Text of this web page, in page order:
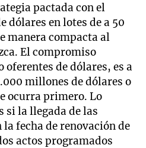
pactada con el
dólares en lotes de a 50
manera compacta al
El compromiso
oferentes de dólares, es a
millones de dólares o
ocurra primero. Lo
si la llegada de las
fecha de renovación de
actos programados